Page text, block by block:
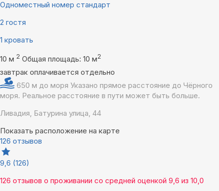
Одноместный номер стандарт
2 гостя
1 кровать
10 м 2 Общая площадь: 10 м2
завтрак оплачивается отдельно
650 м до моря Указано прямое расстояние до Чёрного
моря. Реальное расстояние в пути может быть больше.
Ливадия, Батурина улица, 44
Показать расположение на карте
126 отзывов
9,6 (126)
126 отзывов о проживании со средней оценкой 9,6 из 10,0